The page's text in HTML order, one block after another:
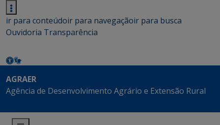
ir para conteúdoir para navegaçãoir para busca
Ouvidoria Transparência
AGRAER
Agência de Desenvolvimento Agrário e Extensão Rural